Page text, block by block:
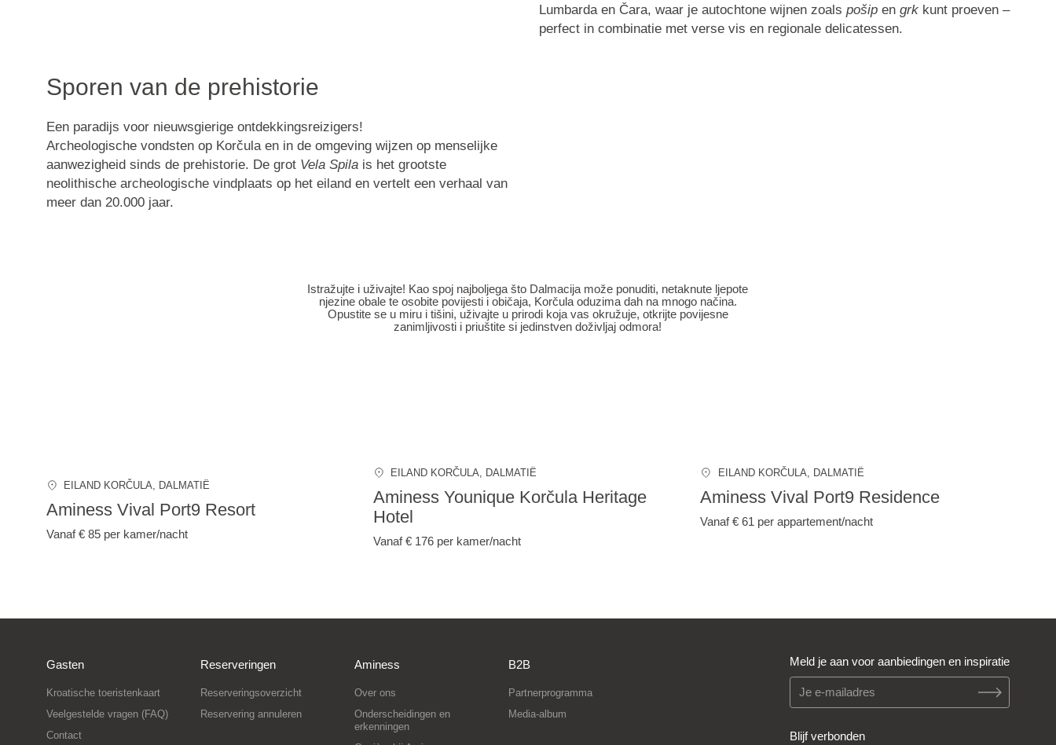
Lumbarda en Čara, waar je autochtone wijnen zoals pošipen grkkunt proeven –
perfect in combinatie met verse vis en regionale delicatessen.
Sporen van de prehistorie
Een paradijs voor nieuwsgierige ontdekkingsreizigers!
Archeologische vondsten op Korčula en in de omgeving wijzen op menselijke
aanwezigheid sinds de prehistorie. De grot Vela Spilais het grootste
neolithische archeologische vindplaats op het eiland en vertelt een verhaal van
meer dan 20.000 jaar.
Istražujte i uživajte! Kao spoj najboljega što Dalmacija može ponuditi, netaknute ljepote
njezine obale te osobite povijesti i običaja, Korčula oduzima dah na mnogo načina.
Opustite se u miru i tišini, uživajte u prirodi koja vas okružuje, otkrijte povijesne
zanimljivosti i priuštite si jedinstven doživljaj odmora!
EILAND KORČULA , DALMATIË
Aminess Vival Port9 Resort
Vanaf € 85 per kamer/nacht
EILAND KORČULA , DALMATIË
Aminess Younique Korčula Heritage
Hotel
Vanaf € 176 per kamer/nacht
EILAND KORČULA , DALMATIË
Aminess Vival Port9 Residence
Vanaf € 61 per appartement/nacht
Gasten
Kroatische toeristenkaart
Veelgestelde vragen (FAQ)
Contact
Reserveringen
Reserveringsoverzicht
Reservering annuleren
Aminess
Over ons
Onderscheidingen en
erkenningen
B2B
Partnerprogramma
Media-album
Meld je aan voor aanbiedingen en inspiratie
Blijf verbonden